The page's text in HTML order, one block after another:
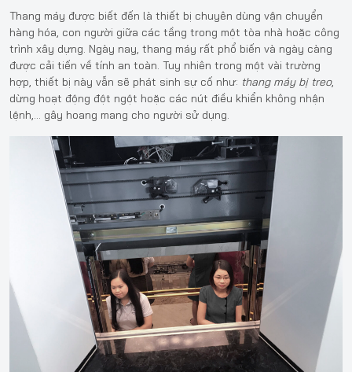
Thang máy được biết đến là thiết bị chuyên dùng vận chuyển
hàng hóa, con người giữa các tầng trong một tòa nhà hoặc công
trình xây dựng. Ngày nay, thang máy rất phổ biến và ngày càng
được cải tiến về tính an toàn. Tuy nhiên trong một vài trường
hợp, thiết bị này vẫn sẽ phát sinh sự cố như: thang máy bị treo,
dừng hoạt động đột ngột hoặc các nút điều khiển không nhận
lệnh,… gây hoang mang cho người sử dụng.